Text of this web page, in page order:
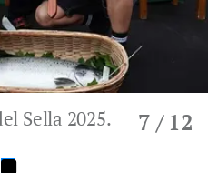
7 / 12
Sella 2025.